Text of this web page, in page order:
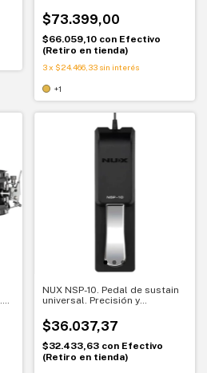
$73.399,00
$66.059,10 con Efectivo
(Retiro en tienda)
3 x $24.466,33 sin interés
+1
NUX NSP-10. Pedal de sustain
universal. Precisión y
$36.037,37
$32.433,63 con Efectivo
(Retiro en tienda)